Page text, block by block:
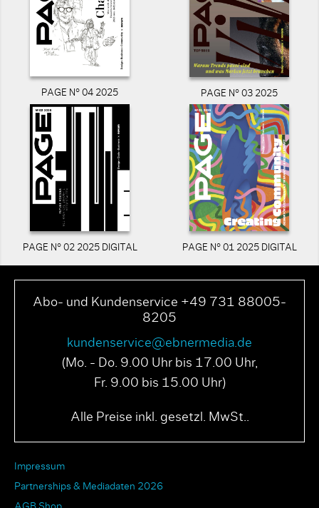
PAGE N° 04 2025 PAGE N° 03 2025
PAGE N° 02 2025 DIGITAL PAGE N° 01 2025 DIGITAL
Abo- und Kundenservice +49 731 88005-
8205
kundenservice@ebnermedia.de
(Mo. - Do. 9.00 Uhr bis 17.00 Uhr,
Fr. 9.00 bis 15.00 Uhr)
Alle Preise inkl. gesetzl. MwSt..
Impressum
Partnerships & Mediadaten 2026